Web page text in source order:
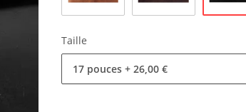
Taille
17 pouces + 26,00 €